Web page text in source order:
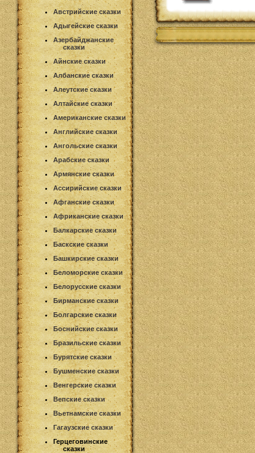
Австрийские сказки
Адыгейские сказки
Азербайджанские
сказки
Айнские сказки
Албанские сказки
Алеутские сказки
Алтайские сказки
Американские сказки
Английские сказки
Ангольские сказки
Арабские сказки
Армянские сказки
Ассирийские сказки
Афганские сказки
Африканские сказки
Балкарские сказки
Баскские сказки
Башкирские сказки
Беломорские сказки
Белорусские сказки
Бирманские сказки
Болгарские сказки
Боснийские сказки
Бразильские сказки
Бурятские сказки
Бушменские сказки
Венгерские сказки
Вепские сказки
Вьетнамские сказки
Гагаузские сказки
Герцеговинские
сказки